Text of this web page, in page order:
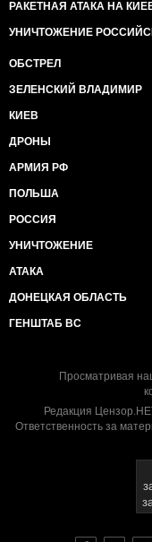
РАКЕТНАЯ АТАКА НА
УНИЧТОЖЕНИЕ
ОБСТРЕЛ
ЗЕЛЕНСКИЙ ВЛАДИМИР
КИЕВ
ДРОНЫ
АРМИЯ РФ
ПОЛЬША
РОССИЯ
УНИЧТОЖЕНИЕ
АТАКА
ДОНЕЦКАЯ ОБЛАСТЬ
ГЕНШТАБ ВС
Просматривая
Редакция
Ответственность за